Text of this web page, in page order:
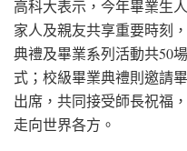
高科大表示，今年畢業生
家人及親友共享重要時刻
典禮及畢業系列活動共50
式；校級畢業典禮則邀請
出席，共同接受師長祝福
走向世界各方。